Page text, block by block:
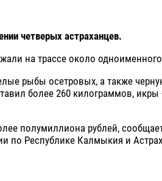
четверых астраханцев.
на трассе около
рыбы осетровых, а также
более 260 килограммов, икры
полумиллиона рублей,
по Республике Калмыкия и